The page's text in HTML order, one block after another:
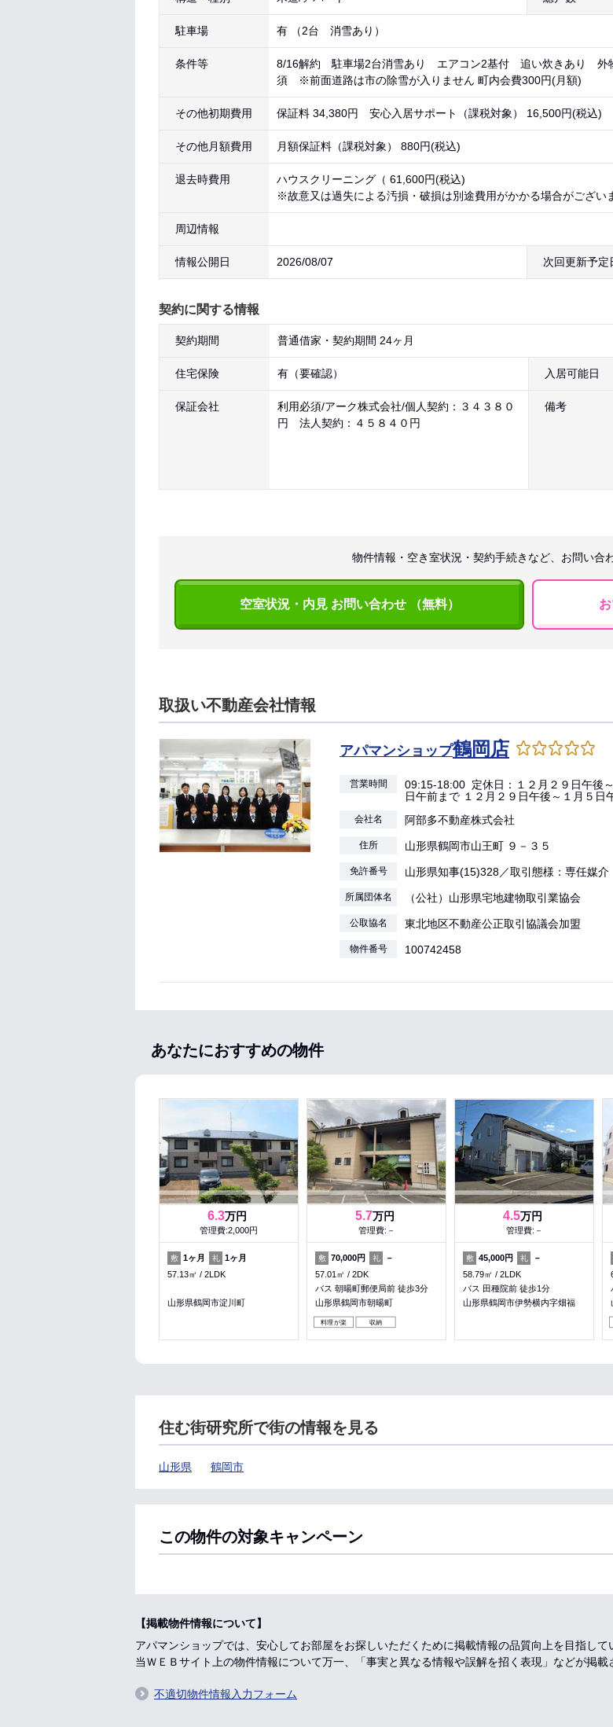
駐車場 有 （2台 消雪あり）
条件等
8/16解約 駐車場2台消雪あり エアコン2基付 追い炊きあり 外
須 ※前面道路は市の除雪が入りません 町内会費300円(月額)
その他初期費用 保証料 34,380円 安心入居サポート（課税対象） 16,500円(税込)
その他月額費用 月額保証料（課税対象） 880円(税込)
退去時費用
ハウスクリーニング（ 61,600円(税込)
※故意又は過失による汚損・破損は別途費用がかかる場合がござい
周辺情報
情報公開日 2026/08/07 次回更新予定
契約に関する情報
契約期間 普通借家・契約期間 24ヶ月
住宅保険 有（要確認） 入居可能日
保証会社
利用必須/アーク株式会社/個人契約：３４３８０
円 法人契約：４５８４０円
備考
物件情報・空き室状況・契約手続きなど、お問い合
空室状況・内見 お問い合わせ （無料）
取扱い不動産会社情報
アパマンショップ鶴岡店
営業時間
09:15-18:00 定休日：１２月２９日午後
日午前まで １２月２９日午後～１月５日
会社名 阿部多不動産株式会社
住所 山形県鶴岡市山王町 ９－３５
免許番号 山形県知事(15)328／取引態様：専任媒介
所属団体名 （公社）山形県宅地建物取引業協会
公取協名 東北地区不動産公正取引協議会加盟
物件番号 100742458
あなたにおすすめの物件
6.3万円
管理費:2,000円
敷 1ヶ月 礼 1ヶ月
57.13㎡
2LDK
山形県鶴岡市淀川町
5.7万円
管理費:－
敷 70,000円 礼
－
57.01㎡
2DK
バス 朝暘町郵便局前 徒歩3分
山形県鶴岡市朝暘町
料理が楽 収納
4.5万円
管理費:－
敷 45,000円 礼
－
58.79㎡
2LDK
バス 田種院前 徒歩1分
山形県鶴岡市伊勢横内字畑福
住む街研究所で街の情報を見る
山形県 鶴岡市
この物件の対象キャンペーン
【掲載物件情報について】
アパマンショップでは、安心してお部屋をお探しいただくために掲載情報の品質向上を目指して
当ＷＥＢサイト上の物件情報について万一、「事実と異なる情報や誤解を招く表現」などが掲
不適切物件情報入力フォーム